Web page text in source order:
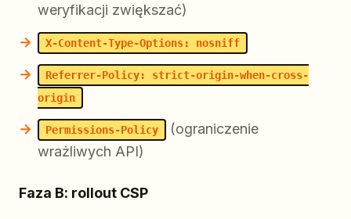
weryfikacji zwiększać)
X-Content-Type-Options: nosniff
Referrer-Policy: strict-origin-when-cross-
origin
Permissions-Policy
(ograniczenie
wrażliwych API)
Faza B: rollout CSP